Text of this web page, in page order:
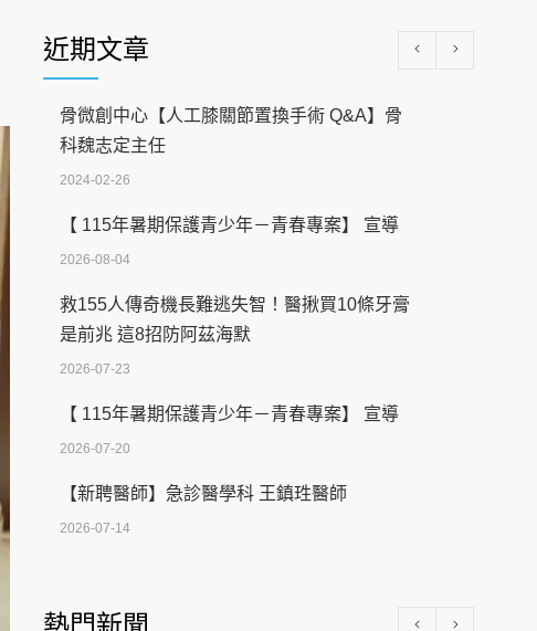
近期文章
骨微創中心【人工膝關節置換手術 Q&A】骨
科魏志定主任
2024-02-26
【 115年暑期保護青少年－青春專案】 宣導
2026-08-04
救155人傳奇機長難逃失智！醫揪買10條牙膏
是前兆 這8招防阿茲海默
2026-07-23
【 115年暑期保護青少年－青春專案】 宣導
2026-07-20
【新聘醫師】急診醫學科 王鎮珄醫師
2026-07-14
熱門新聞